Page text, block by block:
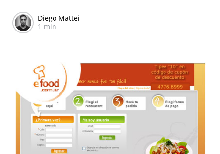
Diego Mattei
1 min